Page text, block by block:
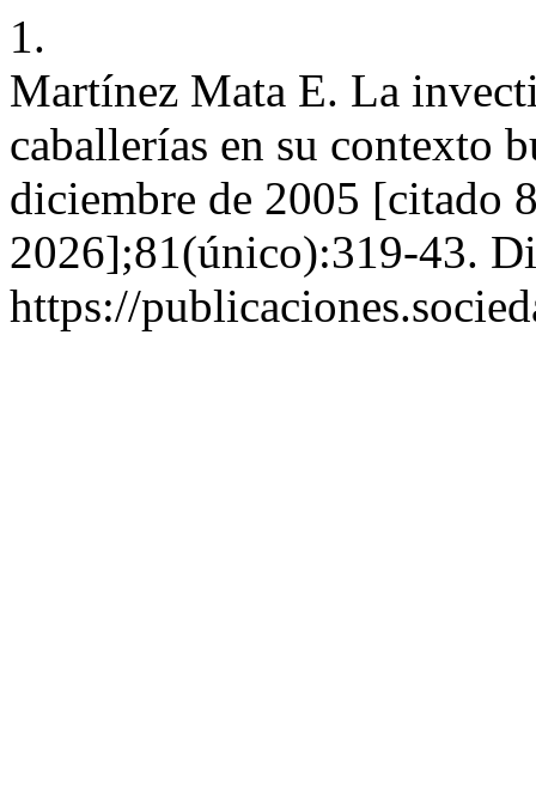
1.
Martínez Mata E. La
caballerías en su contexto
diciembre de 2005 [citado
2026];81(único):319-43.
https://